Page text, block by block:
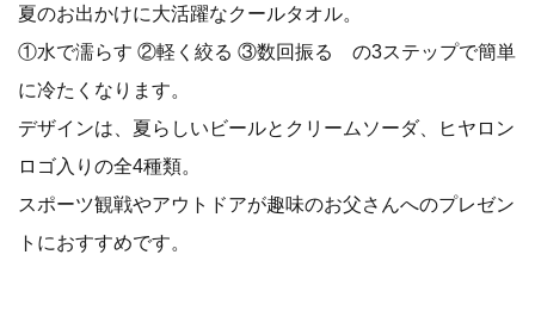
夏のお出かけに大活躍なクールタオル。
①水で濡らす ②軽く絞る ③数回振る の3ステップで簡単
に冷たくなります。
デザインは、夏らしいビールとクリームソーダ、ヒヤロン
ロゴ入りの全4種類。
スポーツ観戦やアウトドアが趣味のお父さんへのプレゼン
トにおすすめです。